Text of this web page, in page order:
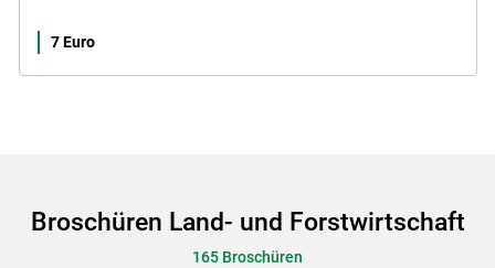
7 Euro
Broschüren Land- und Forstwirtschaft
165 Broschüren